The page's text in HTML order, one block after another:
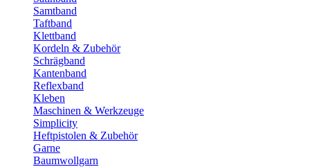
Samtband
Taftband
Klettband
Kordeln & Zubehör
Schrägband
Kantenband
Reflexband
Kleben
Maschinen & Werkzeuge
Simplicity
Heftpistolen & Zubehör
Garne
Baumwollgarn